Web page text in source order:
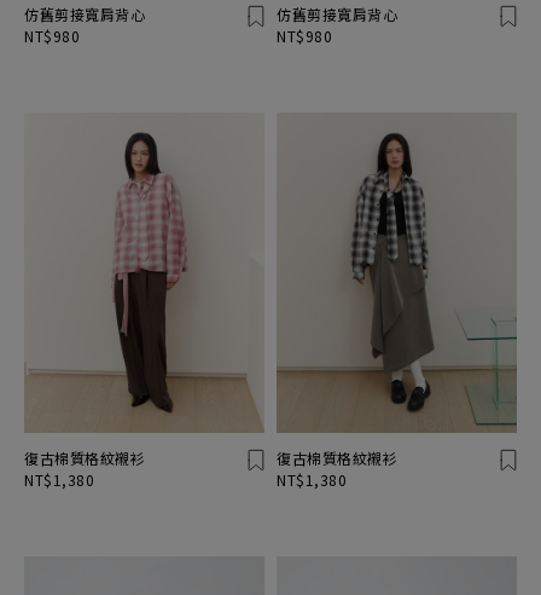
仿舊剪接寬肩背心
NT$980
仿舊剪接寬肩背心
NT$980
復古棉質格紋襯衫
NT$1,380
復古棉質格紋襯衫
NT$1,380